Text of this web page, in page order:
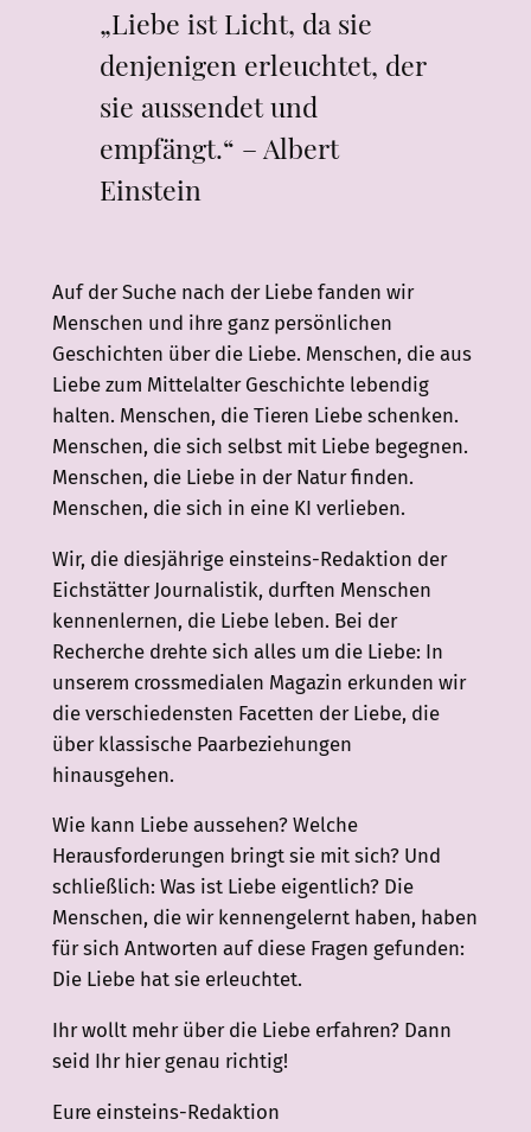
„Liebe ist Licht, da sie
denjenigen erleuchtet, der
sie aussendet und
empfängt.“ – Albert
Einstein
Auf der Suche nach der Liebe fanden wir
Menschen und ihre ganz persönlichen
Geschichten über die Liebe. Menschen, die aus
Liebe zum Mittelalter Geschichte lebendig
halten. Menschen, die Tieren Liebe schenken.
Menschen, die sich selbst mit Liebe begegnen.
Menschen, die Liebe in der Natur finden.
Menschen, die sich in eine KI verlieben.
Wir, die diesjährige einsteins-Redaktion der
Eichstätter Journalistik, durften Menschen
kennenlernen, die Liebe leben. Bei der
Recherche drehte sich alles um die Liebe: In
unserem crossmedialen Magazin erkunden wir
die verschiedensten Facetten der Liebe, die
über klassische Paarbeziehungen
hinausgehen.
Wie kann Liebe aussehen? Welche
Herausforderungen bringt sie mit sich? Und
schließlich: Was ist Liebe eigentlich? Die
Menschen, die wir kennengelernt haben, haben
für sich Antworten auf diese Fragen gefunden:
Die Liebe hat sie erleuchtet.
Ihr wollt mehr über die Liebe erfahren? Dann
seid Ihr hier genau richtig!
Eure einsteins-Redaktion